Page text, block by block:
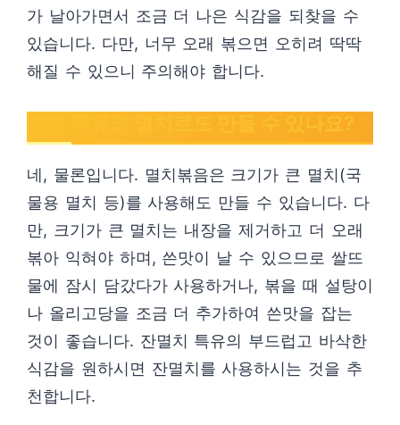
가 날아가면서 조금 더 나은 식감을 되찾을 수
있습니다. 다만, 너무 오래 볶으면 오히려 딱딱
해질 수 있으니 주의해야 합니다.
네, 물론입니다. 멸치볶음은 크기가 큰 멸치(국
물용 멸치 등)를 사용해도 만들 수 있습니다. 다
만, 크기가 큰 멸치는 내장을 제거하고 더 오래
볶아 익혀야 하며, 쓴맛이 날 수 있으므로 쌀뜨
물에 잠시 담갔다가 사용하거나, 볶을 때 설탕이
나 올리고당을 조금 더 추가하여 쓴맛을 잡는
것이 좋습니다. 잔멸치 특유의 부드럽고 바삭한
식감을 원하시면 잔멸치를 사용하시는 것을 추
천합니다.